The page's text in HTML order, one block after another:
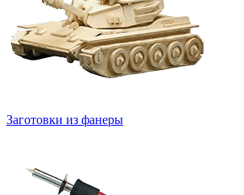
Заготовки из фанеры